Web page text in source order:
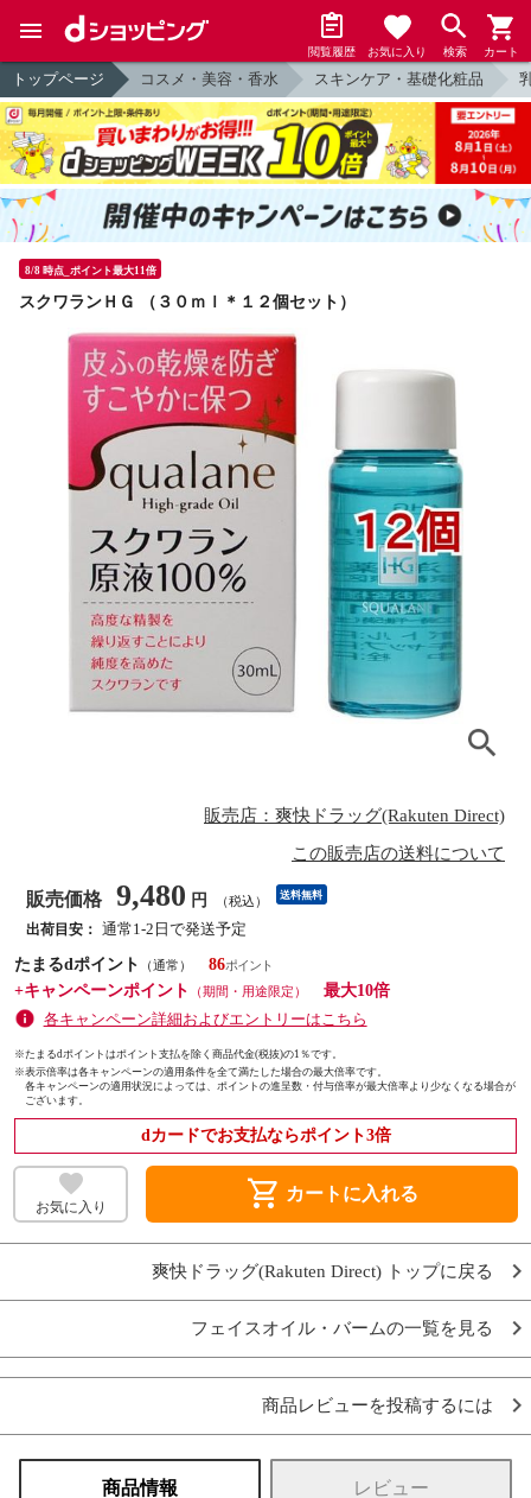
閲覧履歴 お気に入り 検索 カート
トップページ コスメ・美容・香水 スキンケア・基礎化粧品
8/8 時点_ポイント最大11倍
スクワランＨＧ （３０ｍｌ＊１２個セット）
販売店：爽快ドラッグ(Rakuten Direct)
この販売店の送料について
販売価格 9,480 円 （税込） 送料無料
出荷目安： 通常1-2日で発送予定
たまるdポイント
（通常）
86
+キャンペーンポイント
（期間・用途限定）
最大10倍
各キャンペーン詳細およびエントリーはこちら
※たまるdポイントはポイント支払を除く商品代金(税抜)の1％です。
※表示倍率は各キャンペーンの適用条件を全て満たした場合の最大倍率です。
各キャンペーンの適用状況によっては、ポイントの進呈数・付与倍率が最大倍率より少なくなる場合が
ございます。
dカードでお支払ならポイント3倍
お気に入り shopping_cart カートに入れる
爽快ドラッグ(Rakuten Direct) トップに戻る
フェイスオイル・バームの一覧を見る
商品レビューを投稿するには
商品情報 レビュー